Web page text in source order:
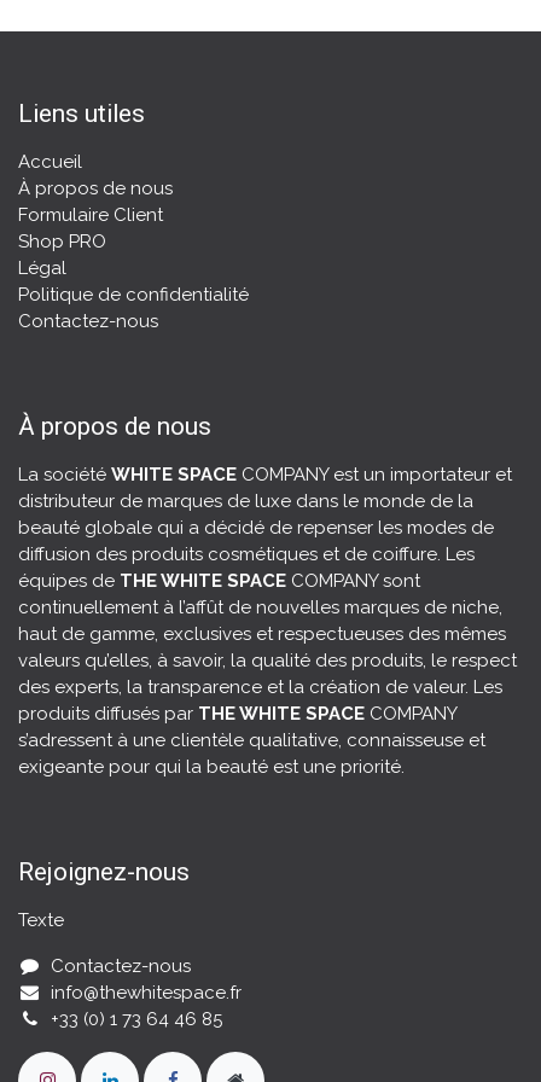
Liens utiles
Accueil
À propos de nous
Formulaire Client
Shop PRO
Légal
Politique de confidentialité
Contactez-nous
À propos de nous
La société WHITE SPACE COMPANY est un importateur et
distributeur de marques de luxe dans le monde de la
beauté globale qui a décidé de repenser les modes de
diffusion des produits cosmétiques et de coiffure. Les
équipes de THE WHITE SPACE COMPANY sont
continuellement à l’affût de nouvelles marques de niche,
haut de gamme, exclusives et respectueuses des mêmes
valeurs qu’elles, à savoir, la qualité des produits, le respect
des experts, la transparence et la création de valeur. Les
produits diffusés par THE WHITE SPACE COMPANY
s’adressent à une clientèle qualitative, connaisseuse et
exigeante pour qui la beauté est une priorité.
Rejoignez-nous
Texte
Contactez-nous
info@thewhitespace.fr
+33 (0) 1 73 64 46 85